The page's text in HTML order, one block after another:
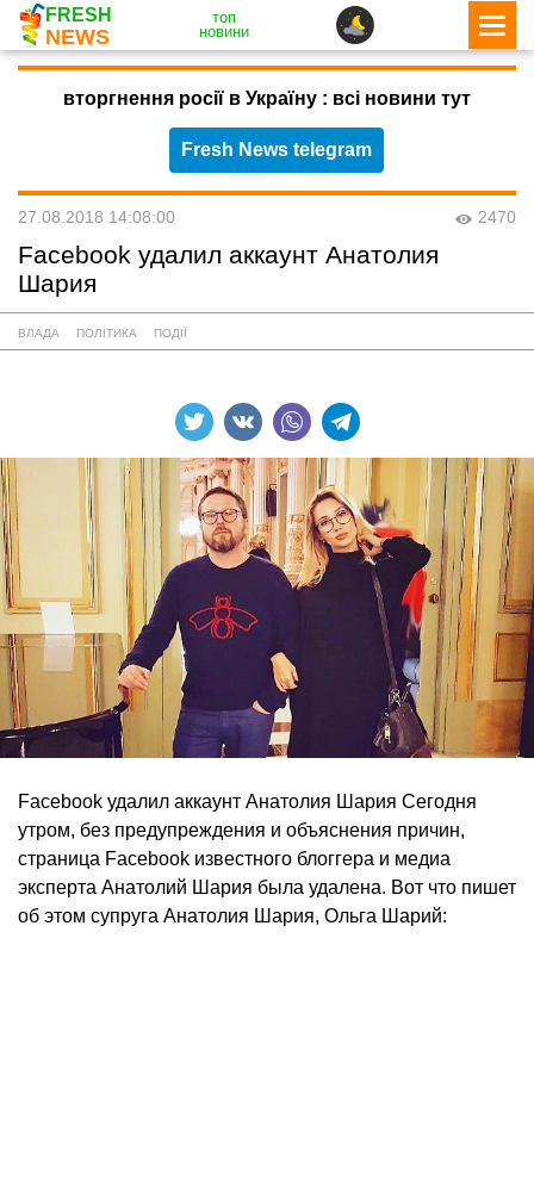
FRESH
NEWS
топ
новини
вторгнення росії в Україну : всі новини тут
Fresh News telegram
27.08.2018 14:08:00 2470
Facebook удалил аккаунт Анатолия
Шария
ВЛАДА ПОЛІТИКА ПОДІЇ
Facebook удалил аккаунт Анатолия Шария Сегодня
утром, без предупреждения и объяснения причин,
страница Facebook известного блоггера и медиа
эксперта Анатолий Шария была удалена. Вот что пишет
об этом супруга Анатолия Шария, Ольга Шарий: